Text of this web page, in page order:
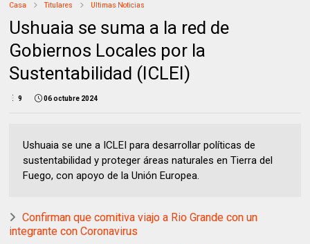
Casa Titulares Ultimas Noticias
Ushuaia se suma a la red de
Gobiernos Locales por la
Sustentabilidad (ICLEI)
9 06 octubre 2024
Ushuaia se une a ICLEI para desarrollar políticas de
sustentabilidad y proteger áreas naturales en Tierra del
Fuego, con apoyo de la Unión Europea.
Confirman que comitiva viajo a Rio Grande con un
integrante con Coronavirus